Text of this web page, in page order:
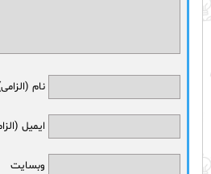
نام
ایمیل
وبسایت